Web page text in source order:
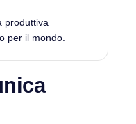
produttiva
per il mondo.